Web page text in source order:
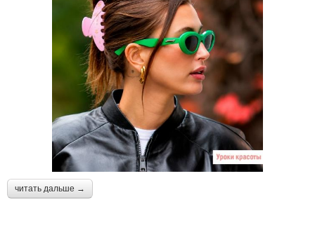
читать дальше →